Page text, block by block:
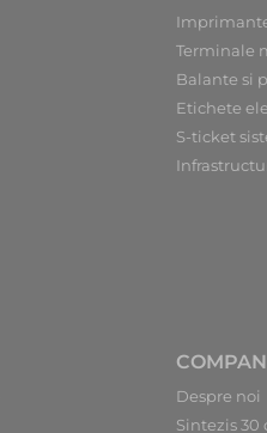
Terminale
Balante si
Etichete
S-ticket
Despre noi
Sintezis 30